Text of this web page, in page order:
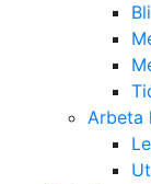
Arbeta